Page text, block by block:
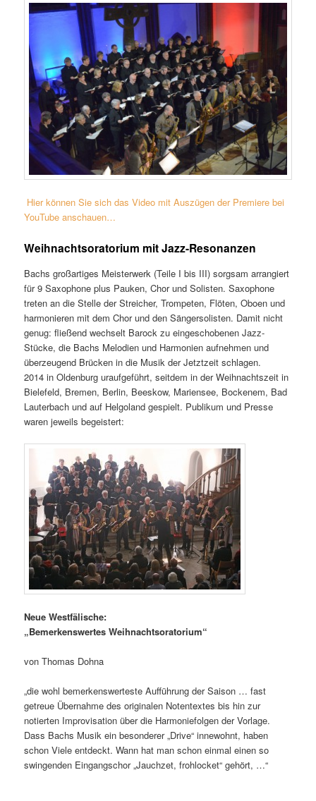
Hier können Sie sich das Video mit Auszügen der Premiere bei
YouTube anschauen…
Weihnachtsoratorium mit Jazz-Resonanzen
Bachs großartiges Meisterwerk (Teile I bis III) sorgsam arrangiert
für 9 Saxophone plus Pauken, Chor und Solisten. Saxophone
treten an die Stelle der Streicher, Trompeten, Flöten, Oboen und
harmonieren mit dem Chor und den Sängersolisten. Damit nicht
genug: fließend wechselt Barock zu eingeschobenen Jazz-
Stücke, die Bachs Melodien und Harmonien aufnehmen und
überzeugend Brücken in die Musik der Jetztzeit schlagen.
2014 in Oldenburg uraufgeführt, seitdem in der Weihnachtszeit in
Bielefeld, Bremen, Berlin, Beeskow, Mariensee, Bockenem, Bad
Lauterbach und auf Helgoland gespielt. Publikum und Presse
waren jeweils begeistert:
Neue Westfälische:
„Bemerkenswertes Weihnachtsoratorium“
von Thomas Dohna
„die wohl bemerkenswerteste Aufführung der Saison … fast
getreue Übernahme des originalen Notentextes bis hin zur
notierten Improvisation über die Harmoniefolgen der Vorlage.
Dass Bachs Musik ein besonderer „Drive“ innewohnt, haben
schon Viele entdeckt. Wann hat man schon einmal einen so
swingenden Eingangschor „Jauchzet, frohlocket“ gehört, …“